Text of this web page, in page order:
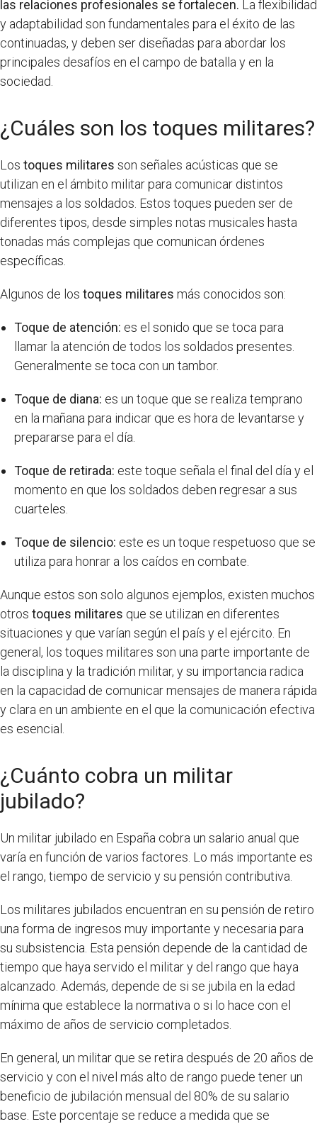
las relaciones profesionales se fortalecen. La flexibilidad
y adaptabilidad son fundamentales para el éxito de las
continuadas, y deben ser diseñadas para abordar los
principales desafíos en el campo de batalla y en la
sociedad.
¿Cuáles son los toques militares?
Los toques militares son señales acústicas que se
utilizan en el ámbito militar para comunicar distintos
mensajes a los soldados. Estos toques pueden ser de
diferentes tipos, desde simples notas musicales hasta
tonadas más complejas que comunican órdenes
específicas.
Algunos de los toques militares más conocidos son:
Toque de atención: es el sonido que se toca para
llamar la atención de todos los soldados presentes.
Generalmente se toca con un tambor.
Toque de diana: es un toque que se realiza temprano
en la mañana para indicar que es hora de levantarse y
prepararse para el día.
Toque de retirada: este toque señala el final del día y el
momento en que los soldados deben regresar a sus
cuarteles.
Toque de silencio: este es un toque respetuoso que se
utiliza para honrar a los caídos en combate.
Aunque estos son solo algunos ejemplos, existen muchos
otros toques militares que se utilizan en diferentes
situaciones y que varían según el país y el ejército. En
general, los toques militares son una parte importante de
la disciplina y la tradición militar, y su importancia radica
en la capacidad de comunicar mensajes de manera rápida
y clara en un ambiente en el que la comunicación efectiva
es esencial.
¿Cuánto cobra un militar
jubilado?
Un militar jubilado en España cobra un salario anual que
varía en función de varios factores. Lo más importante es
el rango, tiempo de servicio y su pensión contributiva.
Los militares jubilados encuentran en su pensión de retiro
una forma de ingresos muy importante y necesaria para
su subsistencia. Esta pensión depende de la cantidad de
tiempo que haya servido el militar y del rango que haya
alcanzado. Además, depende de si se jubila en la edad
mínima que establece la normativa o si lo hace con el
máximo de años de servicio completados.
En general, un militar que se retira después de 20 años de
servicio y con el nivel más alto de rango puede tener un
beneficio de jubilación mensual del 80% de su salario
base. Este porcentaje se reduce a medida que se